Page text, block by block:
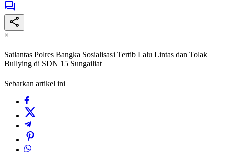
×
Satlantas Polres Bangka Sosialisasi Tertib Lalu Lintas dan Tolak
Bullying di SDN 15 Sungailiat
Sebarkan artikel ini